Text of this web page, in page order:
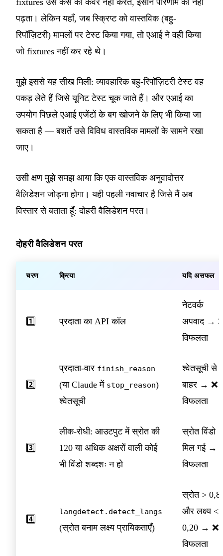
fixtures उस केस को कवर नहीं करते, इंसान परिणाम को नहीं
पढ़ता। लेकिन यहाँ, जब स्क्रिप्ट को वास्तविक (बहु-
रिपॉज़िटरी) मामलों पर टेस्ट किया गया, तो एआई ने वही किया
जो fixtures नहीं कर रहे थे।
मुझे इससे यह सीख मिली: व्यावहारिक बहु-रिपॉज़िटरी टेस्ट वह
पकड़ लेते हैं जिसे यूनिट टेस्ट चूक जाते हैं। और एआई का
उपयोग पिछले एआई एजेंटों के बग खोजने के लिए भी किया जा
सकता है — बशर्ते उसे विविध वास्तविक मामलों के सामने रखा
जाए।
उसी क्षण मुझे समझ आया कि एक वास्तविक अनुवादोत्तर
वैलिडेशन जोड़ना होगा। यही पहली नवाचार है जिसे मैं अब
विस्तार से बताता हूँ: दोहरी वैलिडेशन परत।
दोहरी वैलिडेशन परत
चरण क्रिया यदि असफल
1️⃣ प्रदाता का API कॉल
नेटवर्क
अपवाद →
विफलता
2️⃣
प्रदाता-वार finish_reason
(या Claude में stop_reason)
श्वेतसूची
श्वेतसूची से
बाहर → ❌
विफलता
3️⃣
लीक-रोधी: आउटपुट में स्रोत की
120 या अधिक अक्षरों वाली कोई
भी विंडो शब्दशः न हो
स्रोत विंडो
मिल गई →
विफलता
4️⃣
langdetect.detect_langs
(स्रोत बनाम लक्ष्य प्रायिकताएँ)
स्रोत >
और लक्ष्य <
0,20 → ❌
विफलता